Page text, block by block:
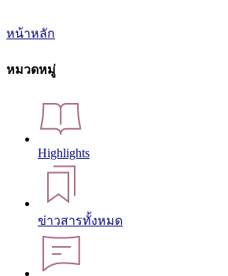
หน้าหลัก
หมวดหมู่
Highlights
ข่าวสารทั้งหมด